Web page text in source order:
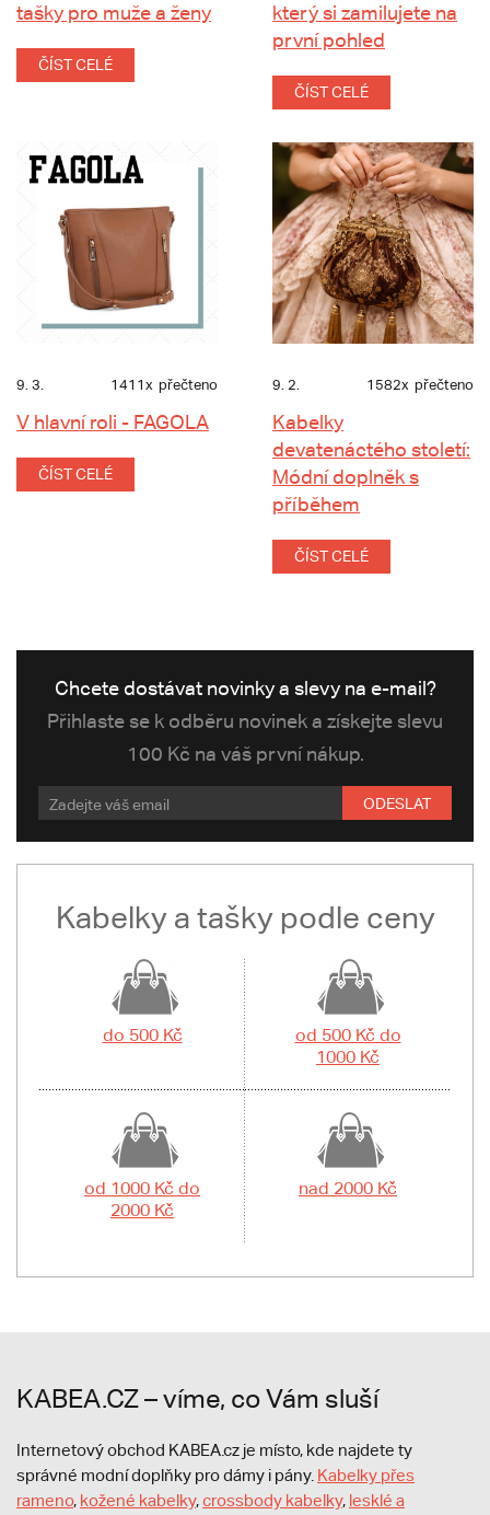
tašky pro muže a ženy
ČÍST CELÉ
který si zamilujete na
první pohled
ČÍST CELÉ
9. 3. 1411x přečteno
V hlavní roli - FAGOLA
ČÍST CELÉ
9. 2. 1582x přečteno
Kabelky
devatenáctého století:
Módní doplněk s
příběhem
ČÍST CELÉ
Chcete dostávat novinky a slevy na e-mail?
Přihlaste se k odběru novinek a získejte slevu
100 Kč na váš první nákup.
ODESLAT
Kabelky a tašky podle ceny
do 500 Kč
od 500 Kč do
1000 Kč
od 1000 Kč do
2000 Kč
nad 2000 Kč
KABEA.CZ – víme, co Vám sluší
Internetový obchod KABEA.cz je místo, kde najdete ty
správné modní doplňky pro dámy i pány. Kabelky přes
rameno, kožené kabelky,crossbody kabelky, lesklé a